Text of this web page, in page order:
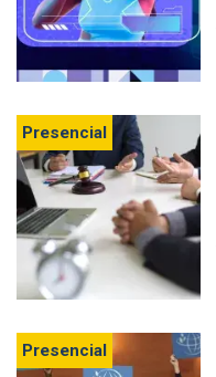
Presencial
Presencial